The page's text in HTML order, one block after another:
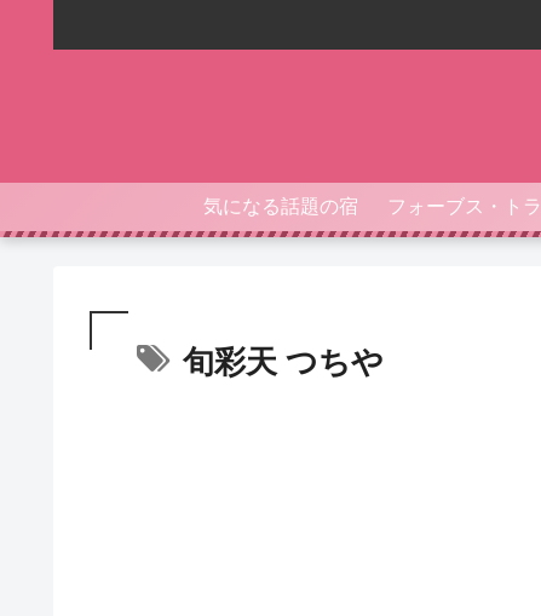
気になる話題の宿
旬彩天 つちや